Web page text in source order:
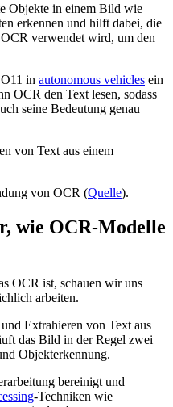
Objekte in einem Bild wie
erkennen und hilft dabei, die
verwendet wird, um den
in autonomous vehicles ein
OCR den Text lesen, sodass
seine Bedeutung genau
von OCR (Quelle).
wie OCR-Modelle
OCR ist, schauen wir uns
arbeiten.
Extrahieren von Text aus
das Bild in der Regel zwei
Objekterkennung.
bereinigt und
-Techniken wie